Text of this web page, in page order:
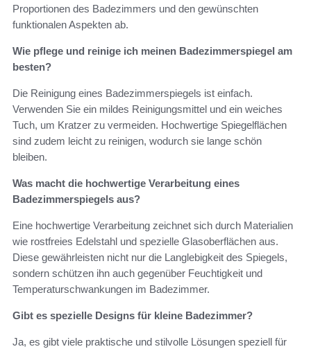
Proportionen des Badezimmers und den gewünschten
funktionalen Aspekten ab.
Wie pflege und reinige ich meinen Badezimmerspiegel am
besten?
Die Reinigung eines Badezimmerspiegels ist einfach.
Verwenden Sie ein mildes Reinigungsmittel und ein weiches
Tuch, um Kratzer zu vermeiden. Hochwertige Spiegelflächen
sind zudem leicht zu reinigen, wodurch sie lange schön
bleiben.
Was macht die hochwertige Verarbeitung eines
Badezimmerspiegels aus?
Eine hochwertige Verarbeitung zeichnet sich durch Materialien
wie rostfreies Edelstahl und spezielle Glasoberflächen aus.
Diese gewährleisten nicht nur die Langlebigkeit des Spiegels,
sondern schützen ihn auch gegenüber Feuchtigkeit und
Temperaturschwankungen im Badezimmer.
Gibt es spezielle Designs für kleine Badezimmer?
Ja, es gibt viele praktische und stilvolle Lösungen speziell für